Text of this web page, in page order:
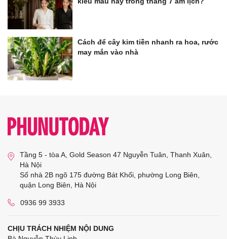
Cách để cây kim tiền nhanh ra hoa, rước
may mắn vào nhà
Tầng 5 - tòa A, Gold Season 47 Nguyễn Tuân, Thanh Xuân,
Hà Nội
Số nhà 2B ngõ 175 đường Bát Khối, phường Long Biên,
quận Long Biên, Hà Nội
0936 99 3933
CHỊU TRÁCH NHIỆM NỘI DUNG